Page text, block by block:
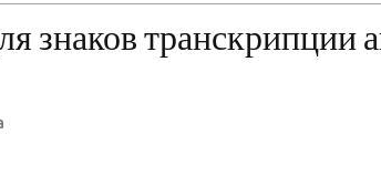
знаков транскрипции